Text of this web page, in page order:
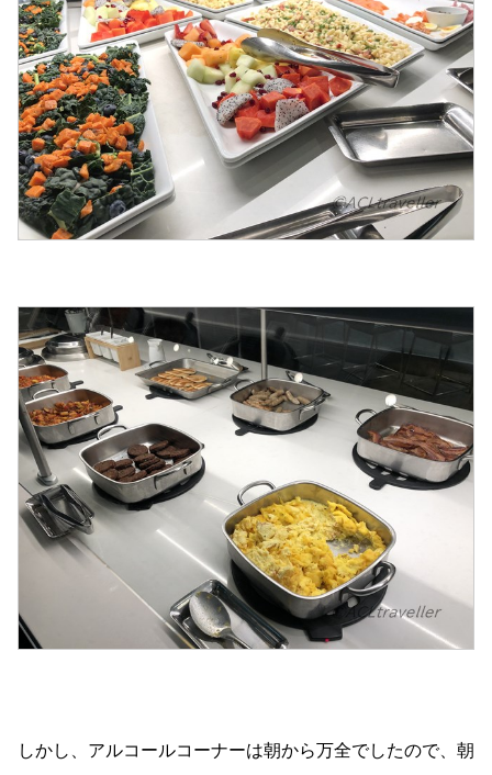
しかし、アルコールコーナーは朝から万全でしたので、朝